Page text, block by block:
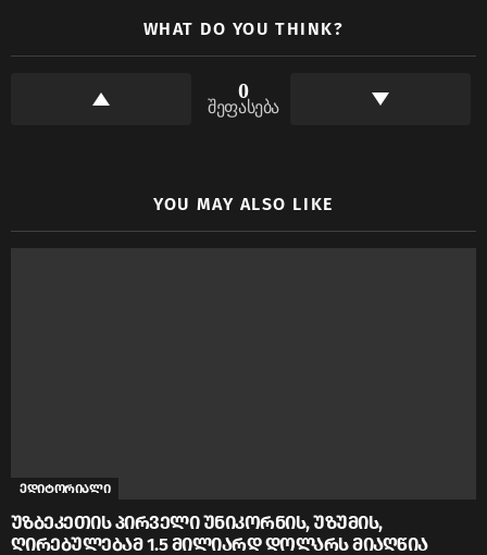
WHAT DO YOU THINK?
0
შეფასება
YOU MAY ALSO LIKE
ედიტორიალი
უზბეკეთის პირველი უნიკორნის, უზუმის,
ღირებულებამ 1.5 მილიარდ დოლარს მიაღწია